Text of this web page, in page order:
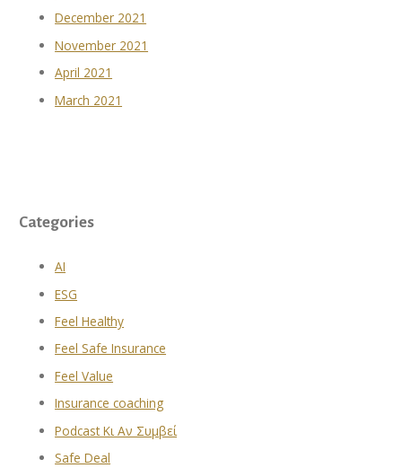
December 2021
November 2021
April 2021
March 2021
Categories
AI
ESG
Feel Healthy
Feel Safe Insurance
Feel Value
Insurance coaching
Podcast Κι Αν Συμβεί
Safe Deal